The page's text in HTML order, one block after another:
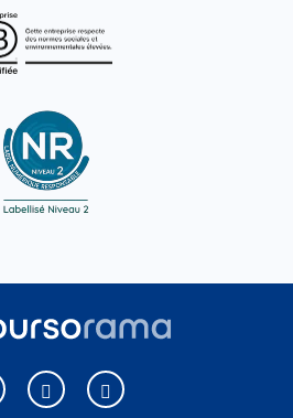
Boursorama sur Facebook
Boursorama sur XBoursorama sur